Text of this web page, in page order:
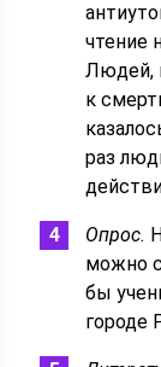
чтение
Людей,
к
раз
Опрос.
можно
бы
городе